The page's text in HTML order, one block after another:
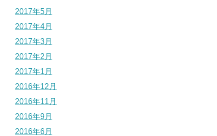
2017年5月
2017年4月
2017年3月
2017年2月
2017年1月
2016年12月
2016年11月
2016年9月
2016年6月